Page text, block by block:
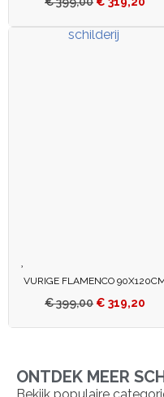
VURIGE FLAMENCO
€399,00 € 319,20
ONTDEK MEER